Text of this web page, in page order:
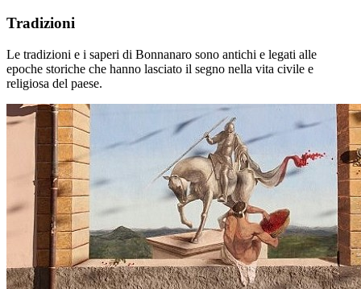
Tradizioni
Le tradizioni e i saperi di Bonnanaro sono antichi e legati alle
epoche storiche che hanno lasciato il segno nella vita civile e
religiosa del paese.